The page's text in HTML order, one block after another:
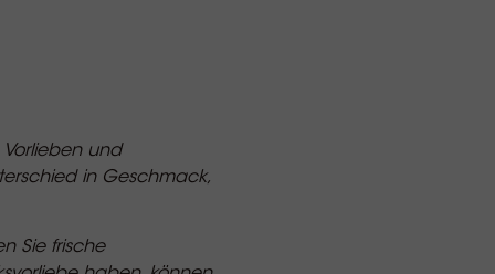
und
in Geschmack,
Sie frische